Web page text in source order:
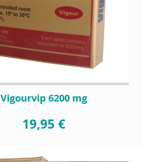
Vigourvip 6200 mg
19,95 €